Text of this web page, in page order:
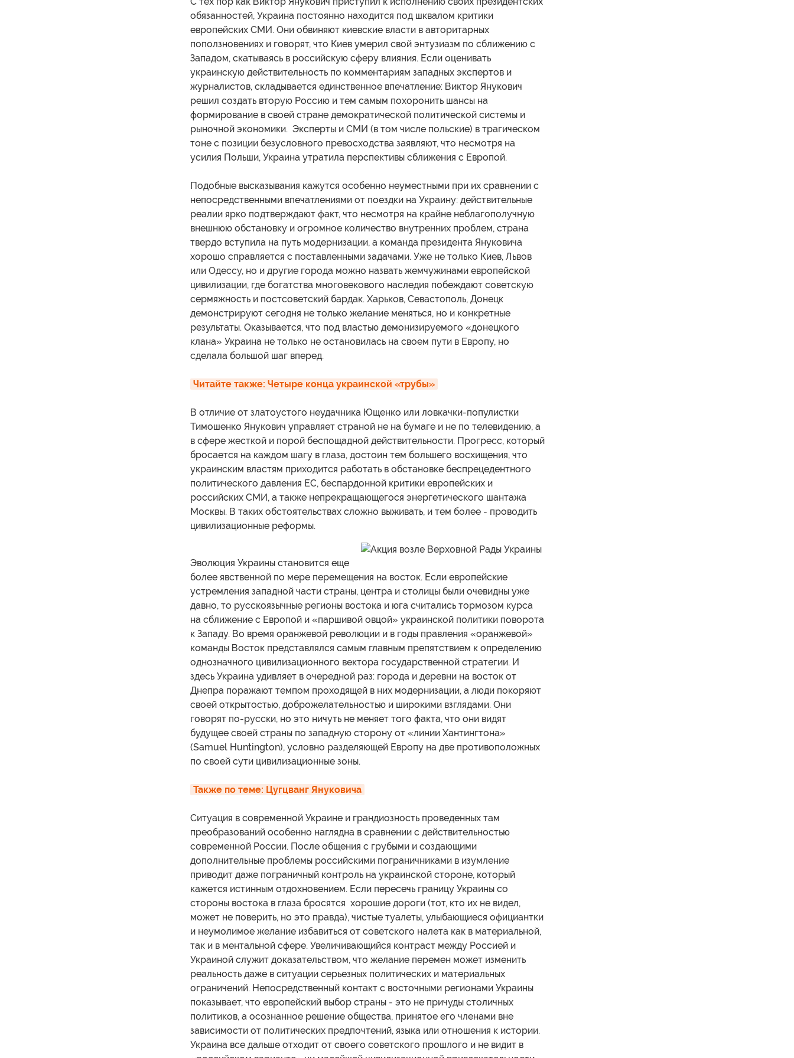
обязанностей, Украина постоянно находится под шквалом критики
европейских СМИ. Они обвиняют киевские власти в авторитарных
поползновениях и говорят, что Киев умерил свой энтузиазм по сближению с
Западом, скатываясь в российскую сферу влияния. Если оценивать
украинскую действительность по комментариям западных экспертов и
журналистов, складывается единственное впечатление: Виктор Янукович
решил создать вторую Россию и тем самым похоронить шансы на
формирование в своей стране демократической политической системы и
рыночной экономики. Эксперты и СМИ (в том числе польские) в трагическом
тоне с позиции безусловного превосходства заявляют, что несмотря на
усилия Польши, Украина утратила перспективы сближения с Европой.
Подобные высказывания кажутся особенно неуместными при их сравнении с
непосредственными впечатлениями от поездки на Украину: действительные
реалии ярко подтверждают факт, что несмотря на крайне неблагополучную
внешнюю обстановку и огромное количество внутренних проблем, страна
твердо вступила на путь модернизации, а команда президента Януковича
хорошо справляется с поставленными задачами. Уже не только Киев, Львов
или Одессу, но и другие города можно назвать жемчужинами европейской
цивилизации, где богатства многовекового наследия побеждают советскую
сермяжность и постсоветский бардак. Харьков, Севастополь, Донецк
демонстрируют сегодня не только желание меняться, но и конкретные
результаты. Оказывается, что под властью демонизируемого «донецкого
клана» Украина не только не остановилась на своем пути в Европу, но
сделала большой шаг вперед.
Читайте также: Четыре конца украинской «трубы»
В отличие от златоустого неудачника Ющенко или ловкачки-популистки
Тимошенко Янукович управляет страной не на бумаге и не по телевидению, а
в сфере жесткой и порой беспощадной действительности. Прогресс, который
бросается на каждом шагу в глаза, достоин тем большего восхищения, что
украинским властям приходится работать в обстановке беспрецедентного
политического давления ЕС, беспардонной критики европейских и
российских СМИ, а также непрекращающегося энергетического шантажа
Москвы. В таких обстоятельствах сложно выживать, и тем более - проводить
цивилизационные реформы.
Эволюция Украины становится еще
более явственной по мере перемещения на восток. Если европейские
устремления западной части страны, центра и столицы были очевидны уже
давно, то русскоязычные регионы востока и юга считались тормозом курса
на сближение с Европой и «паршивой овцой» украинской политики поворота
к Западу. Во время оранжевой революции и в годы правления «оранжевой»
команды Восток представлялся самым главным препятствием к определению
однозначного цивилизационного вектора государственной стратегии. И
здесь Украина удивляет в очередной раз: города и деревни на восток от
Днепра поражают темпом проходящей в них модернизации, а люди покоряют
своей открытостью, доброжелательностью и широкими взглядами. Они
говорят по-русски, но это ничуть не меняет того факта, что они видят
будущее своей страны по западную сторону от «линии Хантингтона»
(Samuel Huntington), условно разделяющей Европу на две противоположных
по своей сути цивилизационные зоны.
Также по теме: Цугцванг Януковича
Ситуация в современной Украине и грандиозность проведенных там
преобразований особенно наглядна в сравнении с действительностью
современной России. После общения с грубыми и создающими
дополнительные проблемы российскими пограничниками в изумление
приводит даже пограничный контроль на украинской стороне, который
кажется истинным отдохновением. Если пересечь границу Украины со
стороны востока в глаза бросятся хорошие дороги (тот, кто их не видел,
может не поверить, но это правда), чистые туалеты, улыбающиеся официантки
и неумолимое желание избавиться от советского налета как в материальной,
так и в ментальной сфере. Увеличивающийся контраст между Россией и
Украиной служит доказательством, что желание перемен может изменить
реальность даже в ситуации серьезных политических и материальных
ограничений. Непосредственный контакт с восточными регионами Украины
показывает, что европейский выбор страны - это не причуды столичных
политиков, а осознанное решение общества, принятое его членами вне
зависимости от политических предпочтений, языка или отношения к истории.
Украина все дальше отходит от своего советского прошлого и не видит в